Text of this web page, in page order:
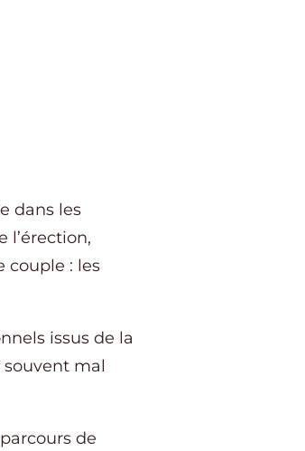
dans les
l’érection,
couple : les
issus de la
mal
de